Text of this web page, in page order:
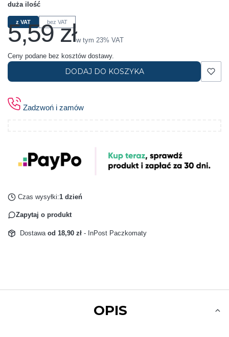
duża ilość
z VAT bez VAT
Cena
5,59 złw tym 23% VAT
w tym 23% VAT
Ceny podane bez kosztów dostawy.
DODAJ DO KOSZYKA
Zadzwoń i zamów
Czas wysyłki:1 dzień
Zapytaj o produkt
Dostawa od 18,90 zł - InPost Paczkomaty
OPIS